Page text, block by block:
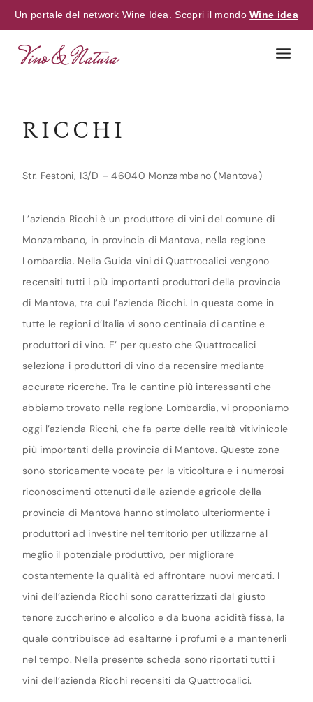
Un portale del network Wine Idea. Scopri il mondoWine idea
RICCHI
Str. Festoni, 13/D – 46040 Monzambano (Mantova)
L’azienda Ricchi è un produttore di vini del comune di
Monzambano, in provincia di Mantova, nella regione
Lombardia. Nella Guida vini di Quattrocalici vengono
recensiti tutti i più importanti produttori della provincia
di Mantova, tra cui l’azienda Ricchi. In questa come in
tutte le regioni d’Italia vi sono centinaia di cantine e
produttori di vino. E’ per questo che Quattrocalici
seleziona i produttori di vino da recensire mediante
accurate ricerche. Tra le cantine più interessanti che
abbiamo trovato nella regione Lombardia, vi proponiamo
oggi l’azienda Ricchi, che fa parte delle realtà vitivinicole
più importanti della provincia di Mantova. Queste zone
sono storicamente vocate per la viticoltura e i numerosi
riconoscimenti ottenuti dalle aziende agricole della
provincia di Mantova hanno stimolato ulteriormente i
produttori ad investire nel territorio per utilizzarne al
meglio il potenziale produttivo, per migliorare
costantemente la qualità ed affrontare nuovi mercati. I
vini dell’azienda Ricchi sono caratterizzati dal giusto
tenore zuccherino e alcolico e da buona acidità fissa, la
quale contribuisce ad esaltarne i profumi e a mantenerli
nel tempo. Nella presente scheda sono riportati tutti i
vini dell’azienda Ricchi recensiti da Quattrocalici.